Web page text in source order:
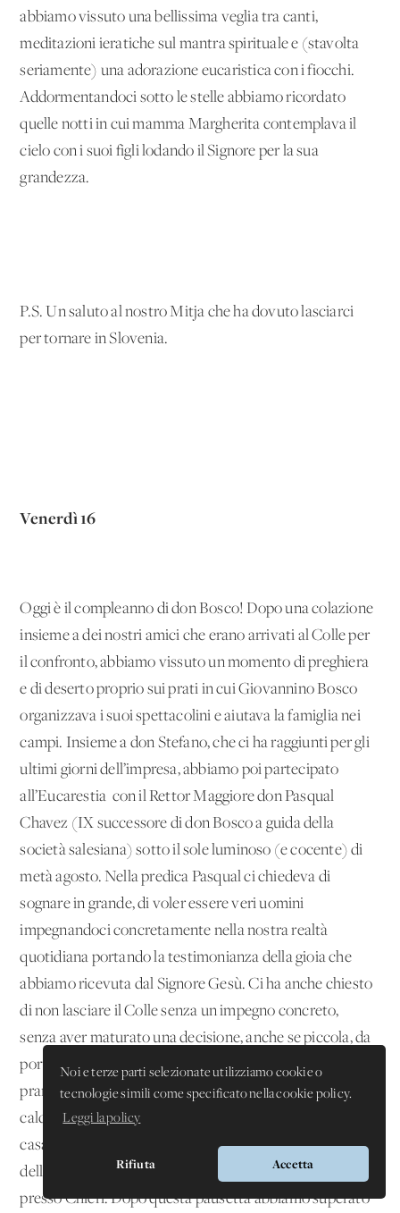
Noi e terze parti selezionate utilizziamo cookie o
tecnologie simili come specificato nella cookie policy.
Leggi la policy
Rifiuta Accetta
abbiamo vissuto una bellissima veglia tra canti,
meditazioni ieratiche sul mantra spirituale e (stavolta
seriamente) una adorazione eucaristica con i fiocchi.
Addormentandoci sotto le stelle abbiamo ricordato
quelle notti in cui mamma Margherita contemplava il
cielo con i suoi figli lodando il Signore per la sua
grandezza.
P.S. Un saluto al nostro Mitja che ha dovuto lasciarci
per tornare in Slovenia.
Venerdì 16
Oggi è il compleanno di don Bosco! Dopo una colazione
insieme a dei nostri amici che erano arrivati al Colle per
il confronto, abbiamo vissuto un momento di preghiera
e di deserto proprio sui prati in cui Giovannino Bosco
organizzava i suoi spettacolini e aiutava la famiglia nei
campi. Insieme a don Stefano, che ci ha raggiunti per gli
ultimi giorni dell’impresa, abbiamo poi partecipato
all’Eucarestia con il Rettor Maggiore don Pasqual
Chavez (IX successore di don Bosco a guida della
società salesiana) sotto il sole luminoso (e cocente) di
metà agosto. Nella predica Pasqual ci chiedeva di
sognare in grande, di voler essere veri uomini
impegnandoci concretamente nella nostra realtà
quotidiana portando la testimonianza della gioia che
abbiamo ricevuta dal Signore Gesù. Ci ha anche chiesto
di non lasciare il Colle senza un impegno concreto,
senza aver maturato una decisione, anche se piccola, da
portare avanti con tenacia nella nostra vita. Dopo un bel
pranzetto, abbiamo ripreso le bici e o, noncuranti del
caldo, abbiamo lasciato il Colle per andare a visitare la
casa natale di San Domenico Savio (il santo più giovane
della Chiesa Cattolica e allievo di don Bosco) a Riva
presso Chieri. Dopo questa pausetta abbiamo superato